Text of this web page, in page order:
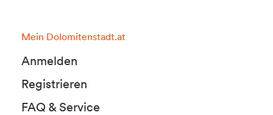
Mein Dolomitenstadt.at
Anmelden
Registrieren
FAQ & Service